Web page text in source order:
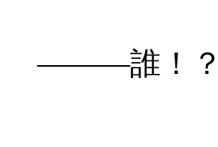
―――誰！？